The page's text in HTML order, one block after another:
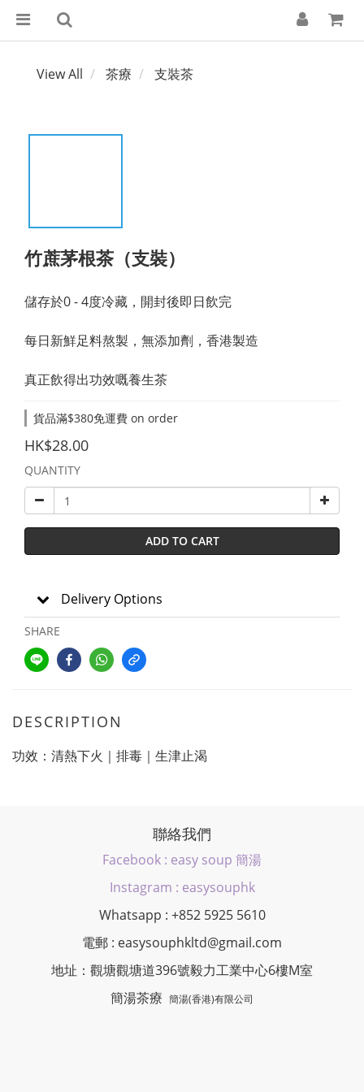
View All 茶療 支裝茶
竹蔗茅根茶（支裝）
儲存於0 - 4度冷藏，開封後即日飲完
每日新鮮足料熬製，無添加劑，香港製造
真正飲得出功效嘅養生茶
貨品滿$380免運費 on order
HK$28.00
QUANTITY
ADD TO CART
Delivery Options
SHARE
DESCRIPTION
功效：清熱下火｜排毒｜生津止渴
聯絡我們
Facebook : easy soup 簡湯
Instagram : easysouphk
Whatsapp : +852 5925 5610
電郵 : easysouphkltd@gmail.com
地址：觀塘觀塘道396號毅力工業中心6樓M室
簡湯茶療 簡湯(香港)有限公司